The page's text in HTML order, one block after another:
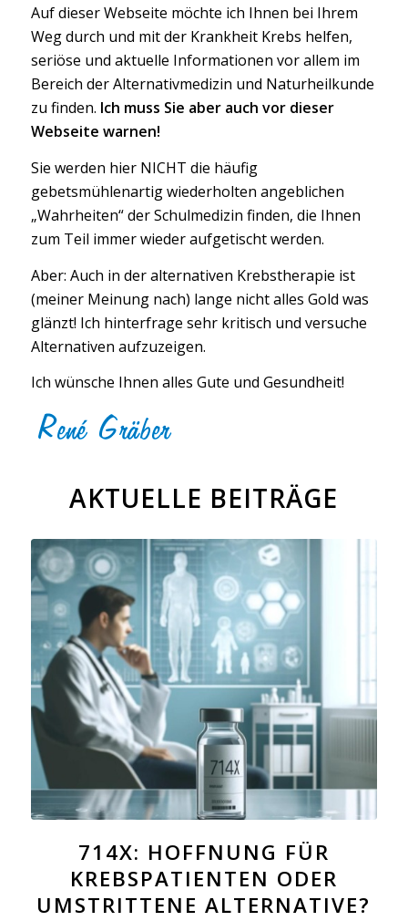
Auf dieser Webseite möchte ich Ihnen bei Ihrem
Weg durch und mit der Krankheit Krebs helfen,
seriöse und aktuelle Informationen vor allem im
Bereich der Alternativmedizin und Naturheilkunde
zu finden. Ich muss Sie aber auch vor dieser
Webseite warnen!
Sie werden hier NICHT die häufig
gebetsmühlenartig wiederholten angeblichen
„Wahrheiten“ der Schulmedizin finden, die Ihnen
zum Teil immer wieder aufgetischt werden.
Aber: Auch in der alternativen Krebstherapie ist
(meiner Meinung nach) lange nicht alles Gold was
glänzt! Ich hinterfrage sehr kritisch und versuche
Alternativen aufzuzeigen.
Ich wünsche Ihnen alles Gute und Gesundheit!
AKTUELLE BEITRÄGE
714X: HOFFNUNG FÜR
KREBSPATIENTEN ODER
UMSTRITTENE ALTERNATIVE?